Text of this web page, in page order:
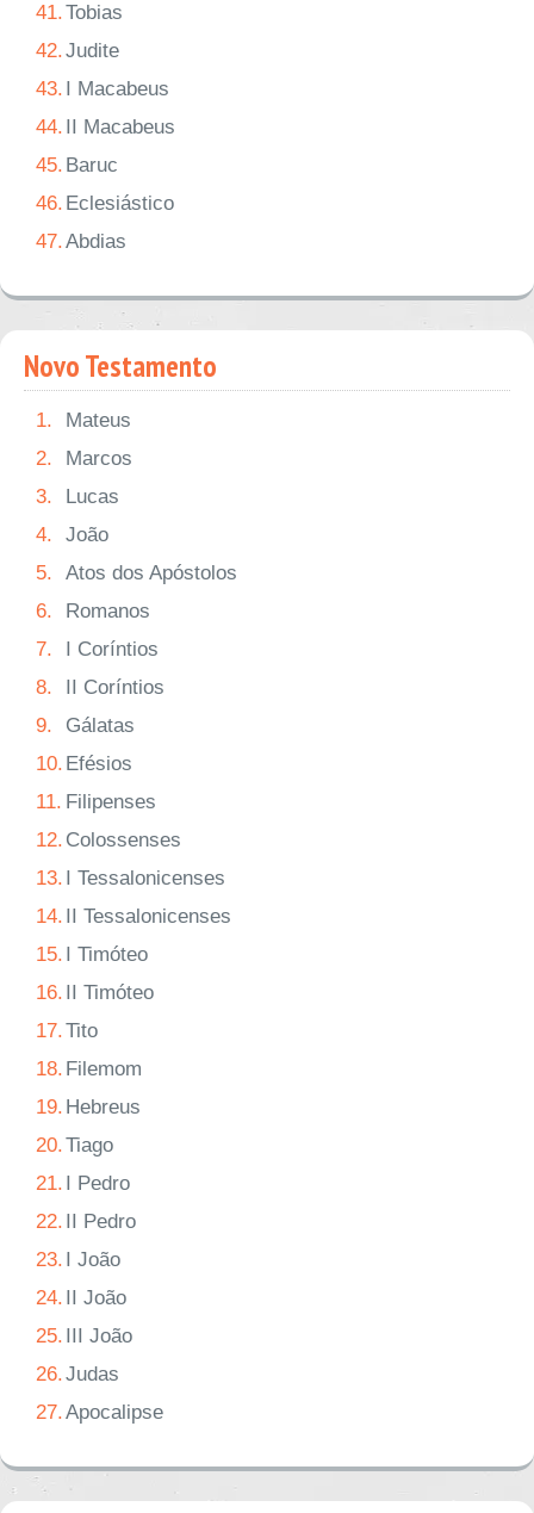
41.Tobias
42.Judite
43. I Macabeus
44. II Macabeus
45. Baruc
46. Eclesiástico
47.Abdias
Novo Testamento
1.
Mateus
2.
Marcos
3.
Lucas
4.
João
5.
Atos dos Apóstolos
6.
Romanos
7.
I Coríntios
8.
II Coríntios
9.
Gálatas
10. Efésios
11. Filipenses
12. Colossenses
13. I Tessalonicenses
14. II Tessalonicenses
15. I Timóteo
16. II Timóteo
17.Tito
18. Filemom
19. Hebreus
20.Tiago
21. I Pedro
22. II Pedro
23. I João
24. II João
25. III João
26.Judas
27.Apocalipse